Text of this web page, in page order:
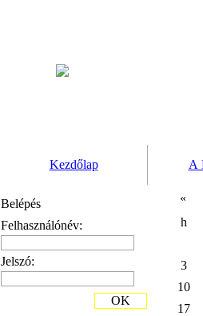
Kezdőlap A
Belépés
Felhasználónév:
Jelszó:
OK
«
h
3
10
17